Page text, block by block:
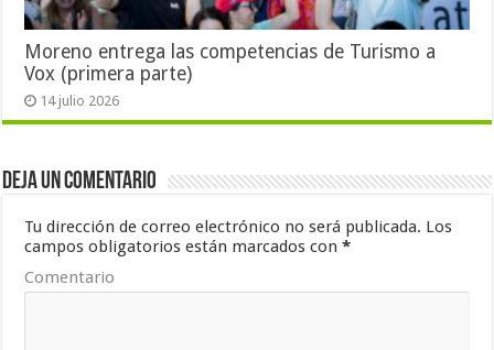
Moreno entrega las competencias de Turismo a
Vox (primera parte)
14 julio 2026
Deja un comentario
Tu dirección de correo electrónico no será publicada. Los
campos obligatorios están marcados con*
Comentario